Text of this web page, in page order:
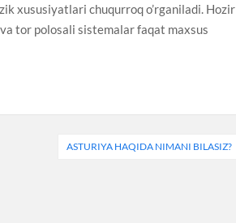
xususiyatlari chuqurroq o’rganiladi. Hozir
tor polosali sistemalar faqat maxsus
ASTURIYA HAQIDA NIMANI BILASIZ?